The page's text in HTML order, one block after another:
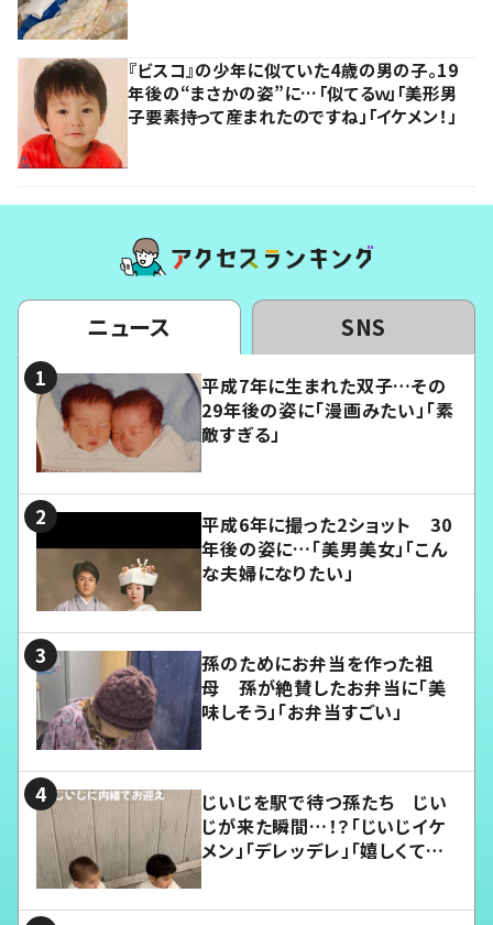
『ビスコ』の少年に似ていた4歳の男の子。19
年後の“まさかの姿”に…「似てるｗ」「美形男
子要素持って産まれたのですね」「イケメン！」
ニュース SNS
平成7年に生まれた双子…その
29年後の姿に「漫画みたい」「素
敵すぎる」
平成6年に撮った2ショット 30
年後の姿に…「美男美女」「こん
な夫婦になりたい」
孫のためにお弁当を作った祖
母 孫が絶賛したお弁当に「美
味しそう」「お弁当すごい」
じいじを駅で待つ孫たち じい
じが来た瞬間…！？「じいじイケ
メン」「デレッデレ」「嬉しくて可